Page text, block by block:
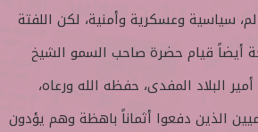
سياسية وعسكرية وأمنية، لكن اللفتة
أيضاً قيام حضرة صاحب السمو الشيخ
البلاد المفدى، حفظه الله ورعاه،
الذين دفعوا أثماناً باهظة وهم يؤدون